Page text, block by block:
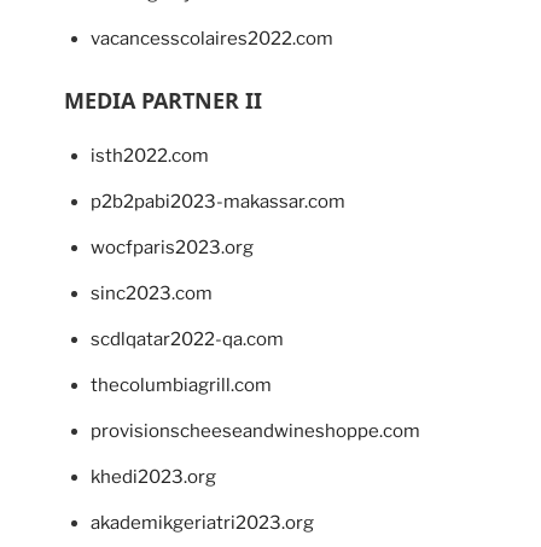
vacancesscolaires2022.com
MEDIA PARTNER II
isth2022.com
p2b2pabi2023-makassar.com
wocfparis2023.org
sinc2023.com
scdlqatar2022-qa.com
thecolumbiagrill.com
provisionscheeseandwineshoppe.com
khedi2023.org
akademikgeriatri2023.org